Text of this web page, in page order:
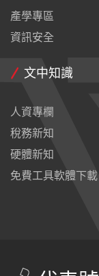
產學專區
資訊安全
文中知識
人資專欄
稅務新知
硬體新知
免費工具軟體下載